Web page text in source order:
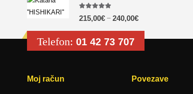
215,00€ – 240,00€
Telefon: 01 42 73 707
Moj račun Povezave